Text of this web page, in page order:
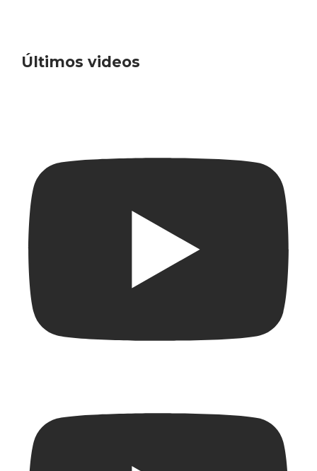
Últimos videos